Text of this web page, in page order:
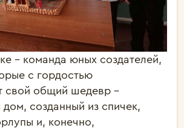
- команда юных создателей,
с гордостью
свой общий шедевр -
созданный из спичек,
и, конечно,